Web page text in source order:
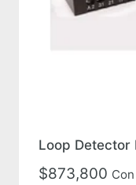
Loop Detector
$873,800